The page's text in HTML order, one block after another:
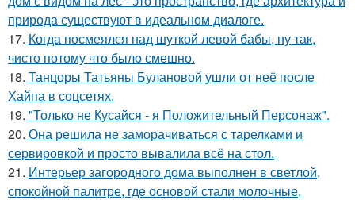
природа существуют в идеальном диалоге.
17. Когда посмеялся над шуткой левой бабы, ну так,
чисто потому что было смешно.
18. Танцоры Татьяны Булановой ушли от неё после
Хайпа в соцсетях.
19. "Только не Кусайся - я Положительный Персонаж".
20. Она решила не заморачиваться с тарелками и
сервировкой и просто вывалила всё на стол.
21. Интерьер загородного дома выполнен в светлой,
спокойной палитре, где основой стали молочные,